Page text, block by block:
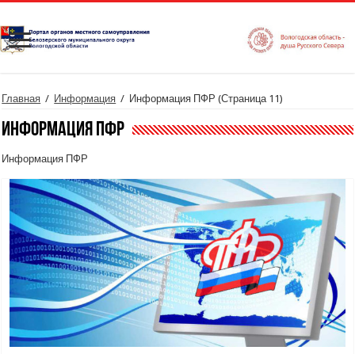
Главная / Информация / Информация ПФР (Страница 11)
Информация ПФР
Информация ПФР